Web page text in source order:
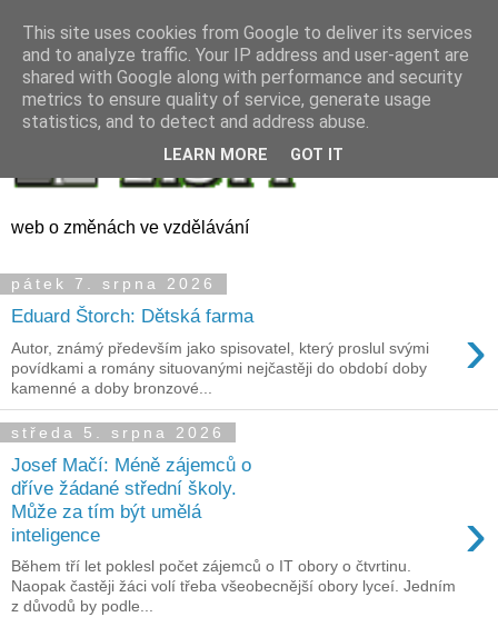
web o změnách ve vzdělávání
pátek 7. srpna 2026
Eduard Štorch: Dětská farma ›
Autor, známý především jako spisovatel, který proslul svými
povídkami a romány situovanými nejčastěji do období doby
kamenné a doby bronzové...
středa 5. srpna 2026
Josef Mačí: Méně zájemců o
dříve žádané střední školy.
Může za tím být umělá
inteligence
›
Během tří let poklesl počet zájemců o IT obory o čtvrtinu.
Naopak častěji žáci volí třeba všeobecnější obory lyceí. Jedním
z důvodů by podle...
This site uses cookies from Google to deliver its services
and to analyze traffic. Your IP address and user-agent are
shared with Google along with performance and security
metrics to ensure quality of service, generate usage
statistics, and to detect and address abuse.
LEARN MORE GOT IT